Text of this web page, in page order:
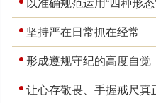
坚持严在日常抓在经常
形成遵规守纪的高度自觉
让心存敬畏、手握戒尺真